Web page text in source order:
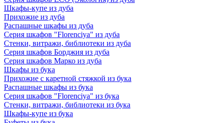
Шкафы-купе из дуба
Прихожие из дуба
Распашные шкафы из дуба
Серия шкафов "Florenciya" из дуба
Стенки, витражи, библиотеки из дуба
Серия шкафов Борджия из дуба
Серия шкафов Марко из дуба
Шкафы из бука
Прихожие с каретной стяжкой из бука
Распашные шкафы из бука
Серия шкафов "Florenciya" из бука
Стенки, витражи, библиотеки из бука
Шкафы-купе из бука